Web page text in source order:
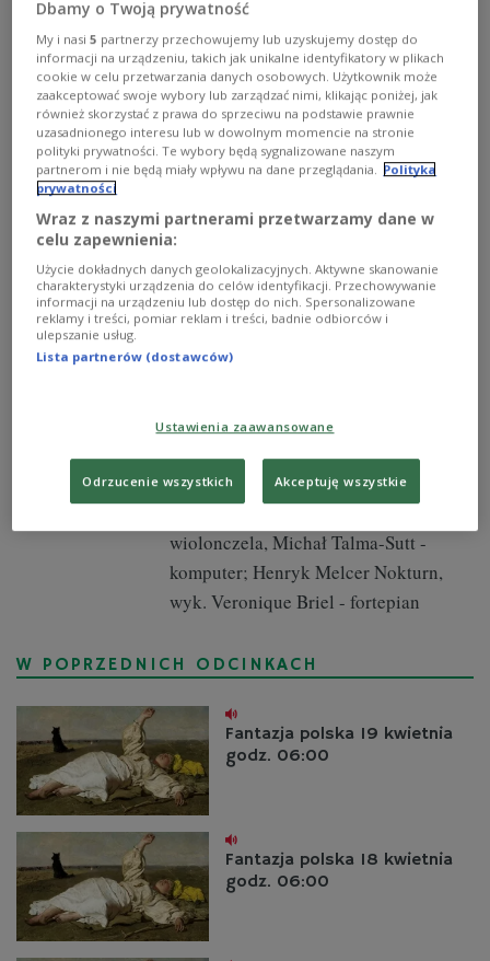
Józef Marian Chełmoński "Babie lato" Foto: Wikipedia/domena
publiczna
O AUDYCJI
00:00 00:00
Tytuł Fantazja polska 08.10.201401:00
Prowadzący Szczecińska Ewa
Opis
Aleksander Kościów Liber sur Cortich
wyk. Artur Pachlewski - klarnet,
Kwartet Wilanów; Michał Talma-Sutt
Cellotronicum na wiolonczelę i
komputer, wyk. Andrzej Bauer -
wiolonczela, Michał Talma-Sutt -
komputer; Henryk Melcer Nokturn,
wyk. Veronique Briel - fortepian
W POPRZEDNICH ODCINKACH
Fantazja polska 19 kwietnia
godz. 06:00
Fantazja polska 18 kwietnia
godz. 06:00
Dbamy o Twoją prywatność
My i nasi5 partnerzy przechowujemy lub uzyskujemy dostęp do
informacji na urządzeniu, takich jak unikalne identyfikatory w plikach
cookie w celu przetwarzania danych osobowych. Użytkownik może
zaakceptować swoje wybory lub zarządzać nimi, klikając poniżej, jak
również skorzystać z prawa do sprzeciwu na podstawie prawnie
uzasadnionego interesu lub w dowolnym momencie na stronie
polityki prywatności. Te wybory będą sygnalizowane naszym
partnerom i nie będą miały wpływu na dane przeglądania. Polityka
prywatności
Wraz z naszymi partnerami przetwarzamy dane w
celu zapewnienia:
Użycie dokładnych danych geolokalizacyjnych. Aktywne skanowanie
charakterystyki urządzenia do celów identyfikacji. Przechowywanie
informacji na urządzeniu lub dostęp do nich. Spersonalizowane
reklamy i treści, pomiar reklam i treści, badnie odbiorców i
ulepszanie usług.
Lista partnerów (dostawców)
Ustawienia zaawansowane
Odrzucenie wszystkich Akceptuję wszystkie